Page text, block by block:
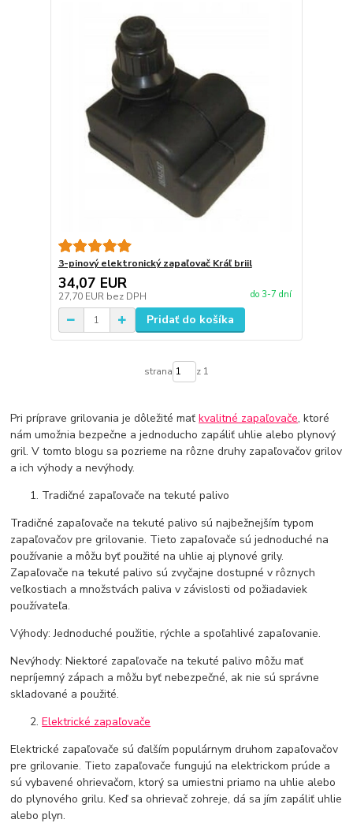
3-pinový elektronický zapaľovač Kráľ briil
34,07 EUR
27,70 EUR bez DPH do 3-7 dní
Pridať do košíka
strana z 1
Pri príprave grilovania je dôležité maťkvalitné zapaľovače, ktoré
nám umožnia bezpečne a jednoducho zapáliť uhlie alebo plynový
gril. V tomto blogu sa pozrieme na rôzne druhy zapaľovačov grilov
a ich výhody a nevýhody.
Tradičné zapaľovače na tekuté palivo
Tradičné zapaľovače na tekuté palivo sú najbežnejším typom
zapaľovačov pre grilovanie. Tieto zapaľovače sú jednoduché na
používanie a môžu byť použité na uhlie aj plynové grily.
Zapaľovače na tekuté palivo sú zvyčajne dostupné v rôznych
veľkostiach a množstvách paliva v závislosti od požiadaviek
používateľa.
Výhody: Jednoduché použitie, rýchle a spoľahlivé zapaľovanie.
Nevýhody: Niektoré zapaľovače na tekuté palivo môžu mať
nepríjemný zápach a môžu byť nebezpečné, ak nie sú správne
skladované a použité.
Elektrické zapaľovače
Elektrické zapaľovače sú ďalším populárnym druhom zapaľovačov
pre grilovanie. Tieto zapaľovače fungujú na elektrickom prúde a
sú vybavené ohrievačom, ktorý sa umiestni priamo na uhlie alebo
do plynového grilu. Keď sa ohrievač zohreje, dá sa jím zapáliť uhlie
alebo plyn.